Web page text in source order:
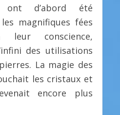
ont d’abord été
magnifiques fées
conscience,
des utilisations
La magie des
les cristaux et
encore plus